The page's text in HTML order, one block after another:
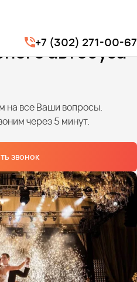
+7 (302) 271-00-67
на свадьбу
автобуса
на все Ваши вопросы.
через 5 минут.
звонок